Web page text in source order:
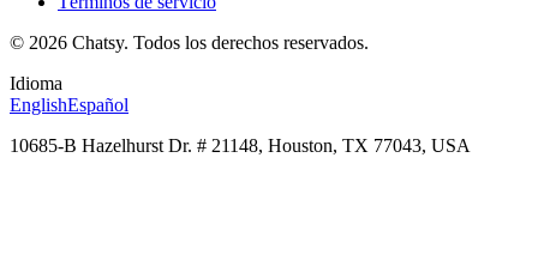
© 2026 Chatsy. Todos los derechos reservados.
Idioma
EnglishEspañol
10685-B Hazelhurst Dr. # 21148, Houston, TX 77043, USA